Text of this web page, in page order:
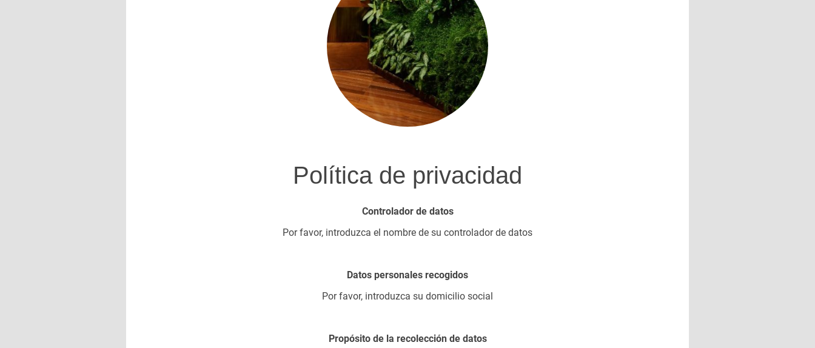
Política de privacidad
Controlador de datos
Por favor, introduzca el nombre de su controlador de datos
Datos personales recogidos
Por favor, introduzca su domicilio social
Propósito de la recolección de datos